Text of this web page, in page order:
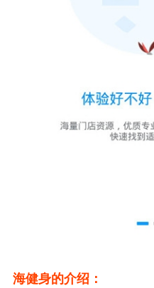
海健身的介绍：